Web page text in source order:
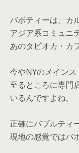
バボティーは、カ
アジア系コミュニ
あのタピオカ・カ
今やNYのメインス
至るところに専門
いるんですよね。
正確にバブルティ
現地の感覚ではバ